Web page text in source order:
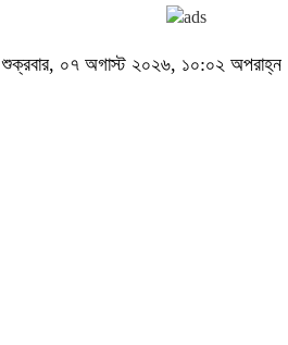
শুক্রবার, ০৭ অগাস্ট ২০২৬, ১০:০২ অপরাহ্ন